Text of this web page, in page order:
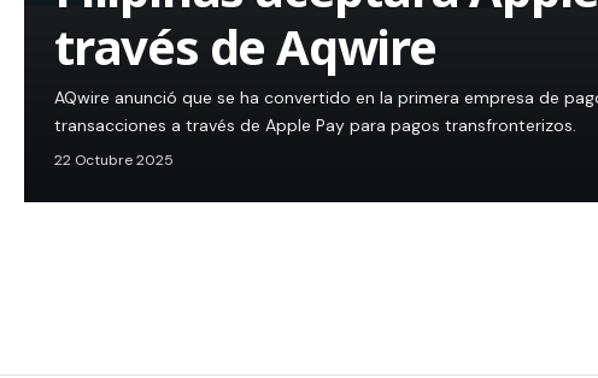
través de Aqwire
AQwire anunció que se ha convertido en la primera empresa de
transacciones a través de Apple Pay para pagos transfronterizos.
22 Octubre 2025